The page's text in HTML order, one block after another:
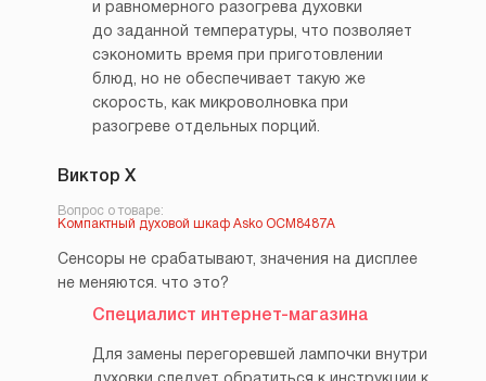
и равномерного разогрева духовки
до заданной температуры, что позволяет
сэкономить время при приготовлении
блюд, но не обеспечивает такую же
скорость, как микроволновка при
разогреве отдельных порций.
Виктор Х
Вопрос о товаре:
Компактный духовой шкаф Asko OCM8487A
Сенсоры не срабатывают, значения на дисплее
не меняются. что это?
Специалист интернет-магазина
Для замены перегоревшей лампочки внутри